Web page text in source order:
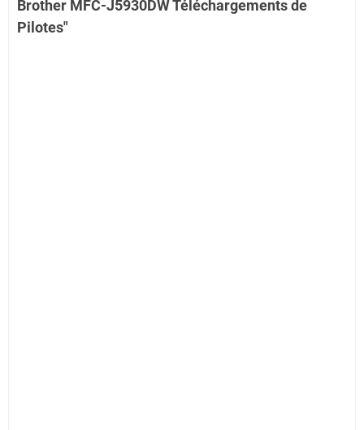
Brother MFC-J5930DW Téléchargements de
Pilotes"